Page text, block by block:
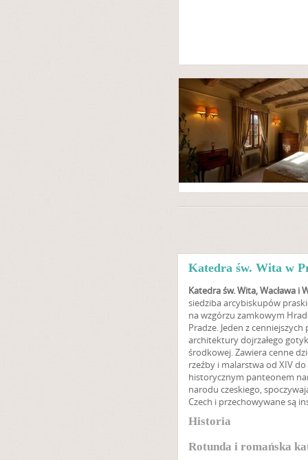
Katedra św. Wita w
Katedra św. Wita, Wacława i
siedziba arcybiskupów
na wzgórzu zamkowym
Pradze. Jeden z cenniejszych
architektury dojrzałego
środkowej. Zawiera cenne
rzeźby i malarstwa od XIV do
historycznym panteonem
narodu czeskiego,
Czech i przechowywane są
Historia
Rotunda i romańska